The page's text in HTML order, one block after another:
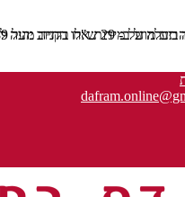
מעל 289 ש"ח שליח עד הבית ***